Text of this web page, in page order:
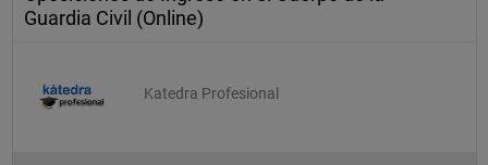
Guardia Civil (Online)
Katedra Profesional